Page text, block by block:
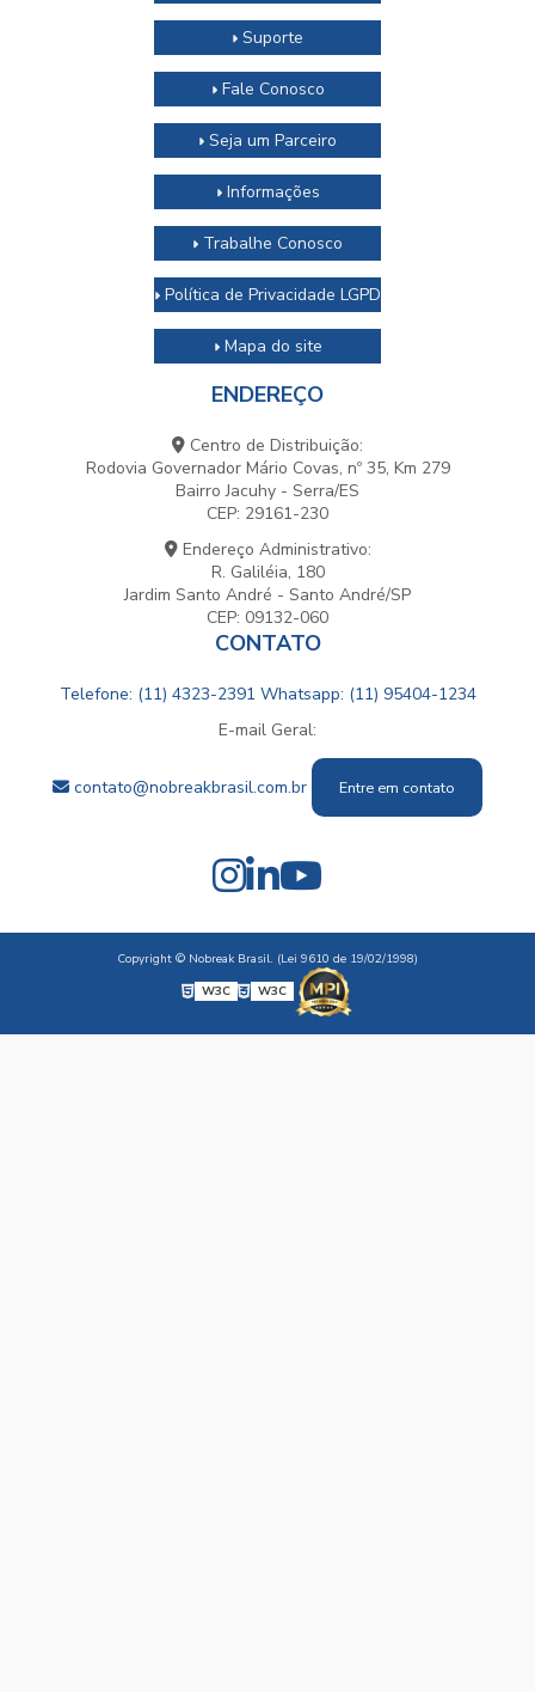
Suporte
Fale Conosco
Seja um Parceiro
Informações
Trabalhe Conosco
Política de Privacidade LGPD
Mapa do site
ENDEREÇO
Centro de Distribuição:
Rodovia Governador Mário Covas, nº 35, Km 279
Bairro Jacuhy - Serra/ES
CEP: 29161-230
Endereço Administrativo:
R. Galiléia, 180
Jardim Santo André - Santo André/SP
CEP: 09132-060
CONTATO
Telefone: (11) 4323-2391 Whatsapp: (11) 95404-1234
E-mail Geral:
contato@nobreakbrasil.com.br Entre em contato
Copyright © Nobreak Brasil. (Lei 9610 de 19/02/1998)
W3C
W3C